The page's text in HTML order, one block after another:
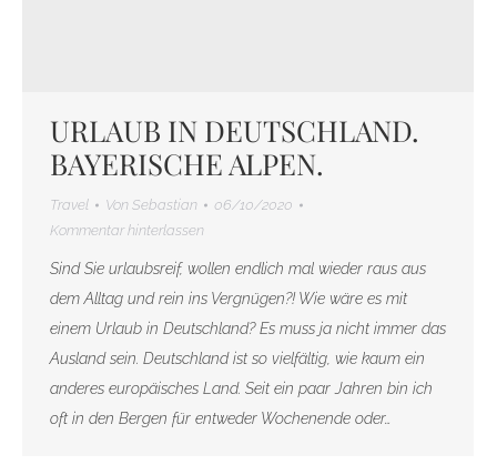
URLAUB IN DEUTSCHLAND.
BAYERISCHE ALPEN.
Travel Von Sebastian
06/10/2020
Kommentar hinterlassen
Sind Sie urlaubsreif, wollen endlich mal wieder raus aus
dem Alltag und rein ins Vergnügen?! Wie wäre es mit
einem Urlaub in Deutschland? Es muss ja nicht immer das
Ausland sein. Deutschland ist so vielfältig, wie kaum ein
anderes europäisches Land. Seit ein paar Jahren bin ich
oft in den Bergen für entweder Wochenende oder…